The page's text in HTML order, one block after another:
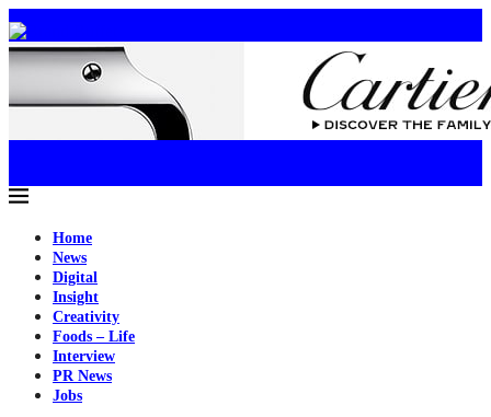
Home
News
Digital
Insight
Creativity
Foods – Life
Interview
PR News
Jobs